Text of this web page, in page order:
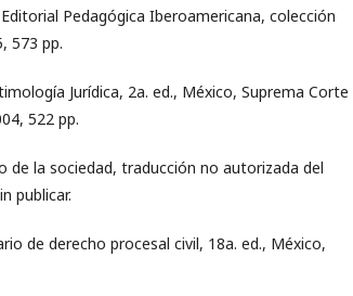
Pedagógica Iberoamericana, colección
573 pp.
Jurídica, 2a. ed., México, Suprema Corte
522 pp.
de la sociedad, traducción no autorizada del
publicar.
de derecho procesal civil, 18a. ed., México,